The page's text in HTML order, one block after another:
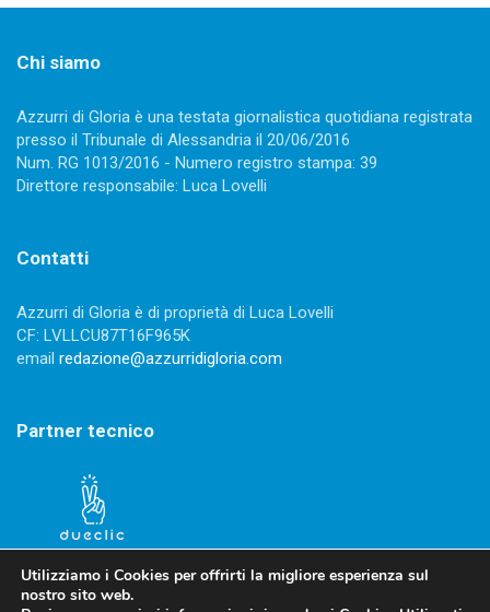
Chi siamo
Azzurri di Gloria è una testata giornalistica quotidiana registrata
presso il Tribunale di Alessandria il 20/06/2016
Num. RG 1013/2016 - Numero registro stampa: 39
Direttore responsabile: Luca Lovelli
Contatti
Azzurri di Gloria è di proprietà di Luca Lovelli
CF: LVLLCU87T16F965K
email redazione@azzurridigloria.com
Partner tecnico
Utilizziamo i Cookies per offrirti la migliore esperienza sul
nostro sito web.